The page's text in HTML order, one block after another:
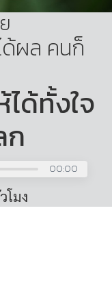
ผล คนก็
ด้ทั้งใจ
ก
00:00
มง